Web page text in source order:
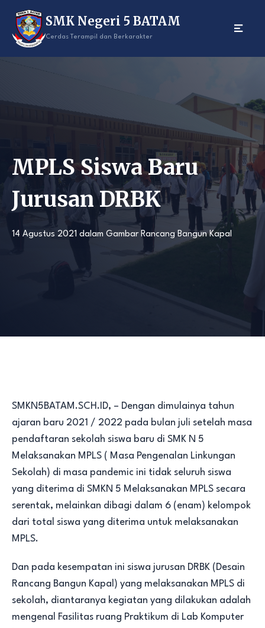
content
SMK Negeri 5 BATAM
Cerdas Terampil dan Berkarakter
MPLS Siswa Baru
Jurusan DRBK
14 Agustus 2021 dalam Gambar Rancang Bangun Kapal
SMKN5BATAM.SCH.ID, – Dengan dimulainya tahun
ajaran baru 2021 / 2022 pada bulan juli setelah masa
pendaftaran sekolah siswa baru di SMK N 5
Melaksanakan MPLS ( Masa Pengenalan Linkungan
Sekolah) di masa pandemic ini tidak seluruh siswa
yang diterima di SMKN 5 Melaksanakan MPLS secara
serentak, melainkan dibagi dalam 6 (enam) kelompok
dari total siswa yang diterima untuk melaksanakan
MPLS.
Dan pada kesempatan ini siswa jurusan DRBK (Desain
Rancang Bangun Kapal) yang melaksanakan MPLS di
sekolah, diantaranya kegiatan yang dilakukan adalah
mengenal Fasilitas ruang Praktikum di Lab Komputer